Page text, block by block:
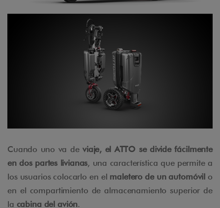
Cuando uno va de viaje, el ATTO se divide fácilmente
en dos partes livianas, una característica que permite a
los usuarios colocarlo en el maletero de un automóvil o
en el compartimiento de almacenamiento superior de
la cabina del avión.